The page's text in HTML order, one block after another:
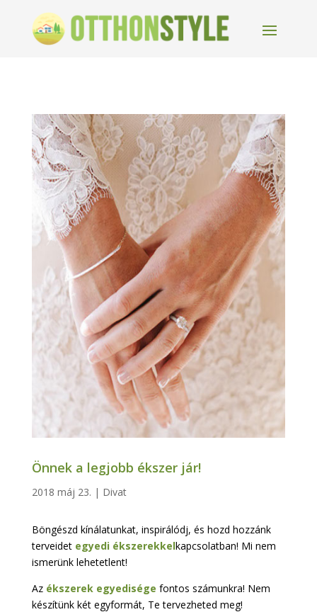
Önnek a legjobb ékszer jár!
2018 máj 23. | Divat
Böngészd kínálatunkat, inspirálódj, és hozd hozzánk
terveidet egyedi ékszerekkelkapcsolatban! Mi nem
ismerünk lehetetlent!
Az ékszerek egyedisége fontos számunkra! Nem
készítünk két egyformát, Te tervezheted meg!